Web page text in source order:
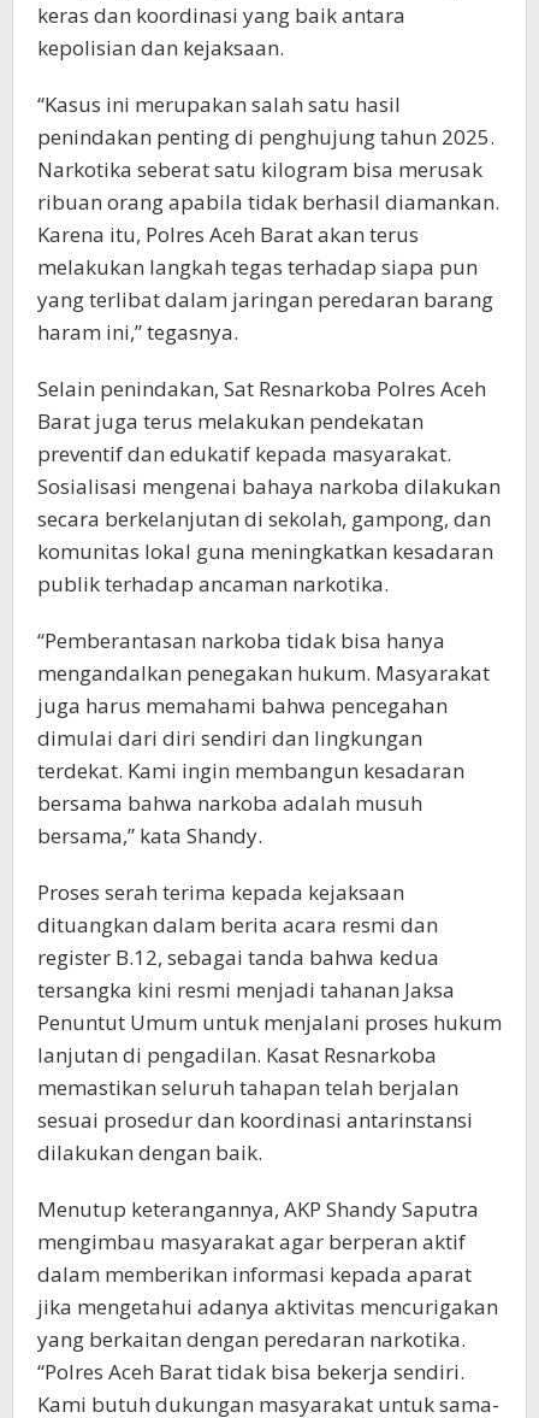
keras dan koordinasi yang baik antara
kepolisian dan kejaksaan.
“Kasus ini merupakan salah satu hasil
penindakan penting di penghujung tahun 2025.
Narkotika seberat satu kilogram bisa merusak
ribuan orang apabila tidak berhasil diamankan.
Karena itu, Polres Aceh Barat akan terus
melakukan langkah tegas terhadap siapa pun
yang terlibat dalam jaringan peredaran barang
haram ini,” tegasnya.
Selain penindakan, Sat Resnarkoba Polres Aceh
Barat juga terus melakukan pendekatan
preventif dan edukatif kepada masyarakat.
Sosialisasi mengenai bahaya narkoba dilakukan
secara berkelanjutan di sekolah, gampong, dan
komunitas lokal guna meningkatkan kesadaran
publik terhadap ancaman narkotika.
“Pemberantasan narkoba tidak bisa hanya
mengandalkan penegakan hukum. Masyarakat
juga harus memahami bahwa pencegahan
dimulai dari diri sendiri dan lingkungan
terdekat. Kami ingin membangun kesadaran
bersama bahwa narkoba adalah musuh
bersama,” kata Shandy.
Proses serah terima kepada kejaksaan
dituangkan dalam berita acara resmi dan
register B.12, sebagai tanda bahwa kedua
tersangka kini resmi menjadi tahanan Jaksa
Penuntut Umum untuk menjalani proses hukum
lanjutan di pengadilan. Kasat Resnarkoba
memastikan seluruh tahapan telah berjalan
sesuai prosedur dan koordinasi antarinstansi
dilakukan dengan baik.
Menutup keterangannya, AKP Shandy Saputra
mengimbau masyarakat agar berperan aktif
dalam memberikan informasi kepada aparat
jika mengetahui adanya aktivitas mencurigakan
yang berkaitan dengan peredaran narkotika.
“Polres Aceh Barat tidak bisa bekerja sendiri.
Kami butuh dukungan masyarakat untuk sama-